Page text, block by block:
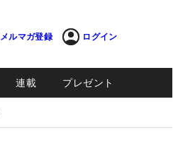
メルマガ登録 ログイン
連載 プレゼント